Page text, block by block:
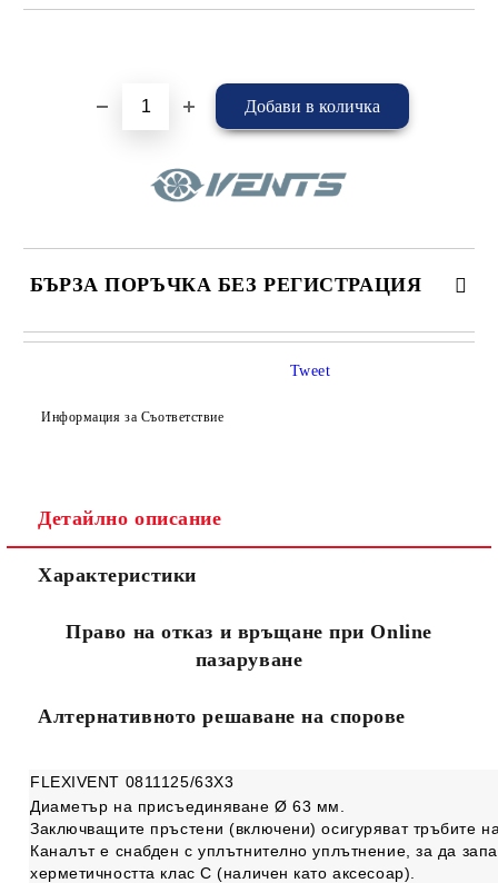
БЪРЗА ПОРЪЧКА БЕЗ РЕГИСТРАЦИЯ
САМО ПОПЪЛНЕТЕ 4 ПОЛЕТА
Съгласен съм сПолитиката за лични данни
Ние ще се свържем с вас в рамките на работния ден.
Информация за Съответствие
Tweet
Детайлно описание
Характеристики
Право на отказ и връщане при Online
пазаруване
Алтернативното решаване на спорове
FLEXIVENT 0811125/63Х3
Диаметър на присъединяване Ø 63 мм.
Заключващите пръстени (включени) осигуряват тръбите
Каналът е снабден с уплътнително уплътнение, за да
херметичността клас С (наличен като аксесоар).